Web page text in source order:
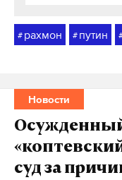
# рахмон # путин
Новости
суд за